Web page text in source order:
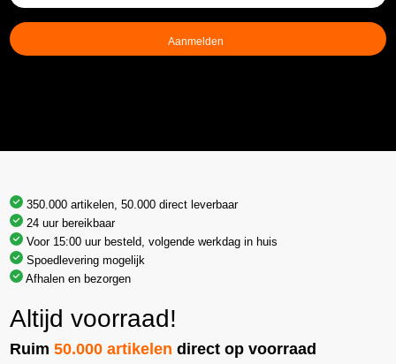
mailadres
(Vereist)
350.000 artikelen, 50.000 direct leverbaar
24 uur bereikbaar
Voor 15:00 uur besteld, volgende werkdag in huis
Spoedlevering mogelijk
Afhalen en bezorgen
Altijd voorraad!
Ruim50.000 artikelen direct op voorraad